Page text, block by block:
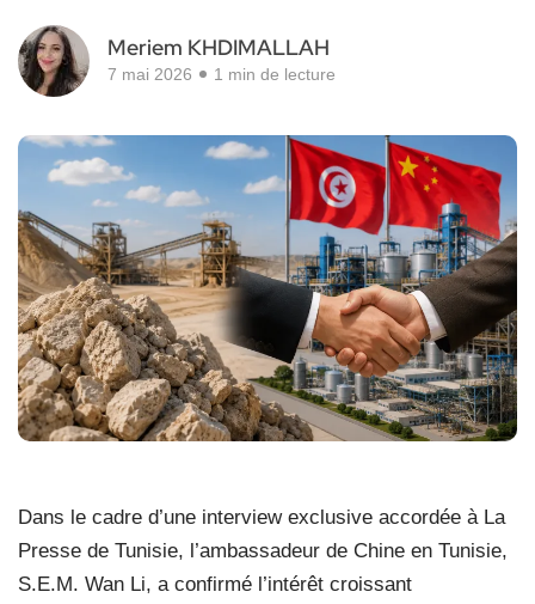
Meriem KHDIMALLAH
7 mai 2026 1 min de lecture
Dans le cadre d’une interview exclusive accordée à La
Presse de Tunisie, l’ambassadeur de Chine en Tunisie,
S.E.M. Wan Li, a confirmé l’intérêt croissant